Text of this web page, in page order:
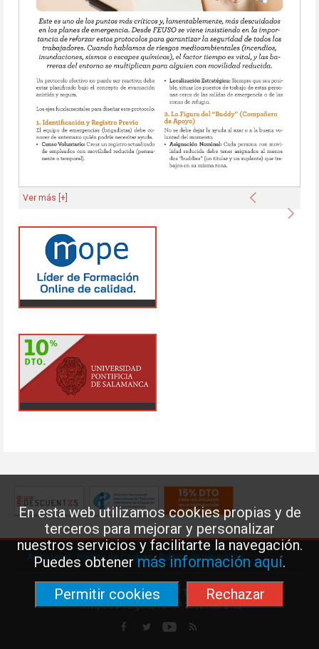
En esta web utilizamos cookies propias y de
terceros para mejorar y personalizar
nuestros servicios y facilitarte la navegación.
Puedes obtenermás información aquí.
Permitir cookies
Rechazar
Anterior
Ver más [+]
Aviso legal·Política de Cookies·Política de privacidad
Federación de Enseñanza de USO · Teléfono: 91 577 41 13 ·
Príncipe de Vergara, 13 · 7º 28001 MADRID